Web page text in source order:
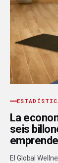
La
seis
emprende
El Global